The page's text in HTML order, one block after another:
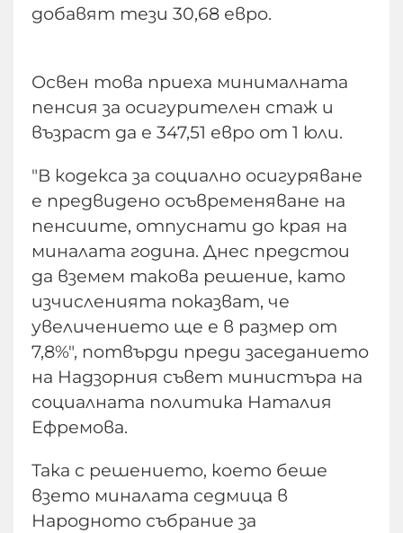
добавят тези 30,68 евро.
Освен това приеха минималната
пенсия за осигурителен стаж и
възраст да е 347,51 евро от 1 юли.
"В кодекса за социално осигуряване
е предвидено осъвременяване на
пенсиите, отпуснати до края на
миналата година. Днес предстои
да вземем такова решение, като
изчисленията показват, че
увеличението ще е в размер от
7,8%", потвърди преди заседанието
на Надзорния съвет министъра на
социалната политика Наталия
Ефремова.
Така с решението, което беше
взето миналата седмица в
Народното събрание за